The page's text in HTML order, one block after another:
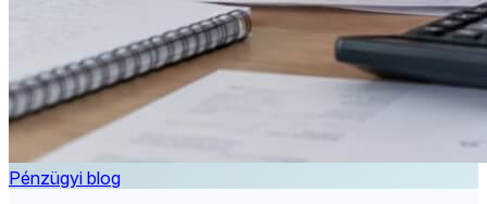
Pénzügyi blog